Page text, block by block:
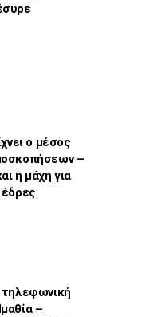
ο μέσος
–
η μάχη για
τηλεφωνική
–